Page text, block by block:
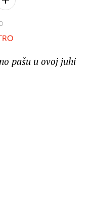
pašu u ovoj juhi